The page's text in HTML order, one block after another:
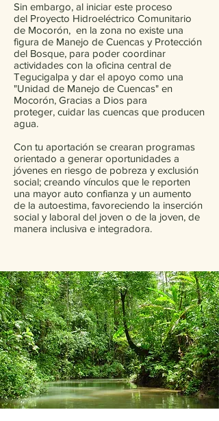
Sin embargo, al iniciar este proceso
del Proyecto Hidroeléctrico Comunitario
de Mocorón, en la zona no existe una
figura de Manejo de Cuencas y Protección
del Bosque, para poder coordinar
actividades con la oficina central de
Tegucigalpa y dar el apoyo como una
"Unidad de Manejo de Cuencas" en
Mocorón, Gracias a Dios para
proteger, cuidar las cuencas que producen
agua.
Con tu aportación se crearan programas
orientado a generar oportunidades a
jóvenes en riesgo de pobreza y exclusión
social; creando vínculos que le reporten
una mayor auto confianza y un aumento
de la autoestima, favoreciendo la inserción
social y laboral del joven o de la joven, de
manera inclusiva e integradora.